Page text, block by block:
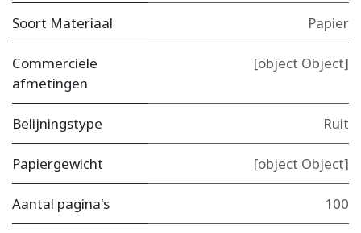
Soort Materiaal Papier
Commerciële
afmetingen
[object Object]
Belijningstype Ruit
Papiergewicht [object Object]
Aantal pagina's 100